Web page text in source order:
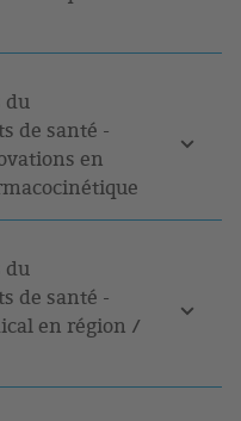
du
de santé -
en
du
de santé -
en région /